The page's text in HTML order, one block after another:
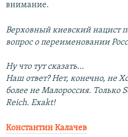
внимание.
Верховный киевский нацист
вопрос о переименовании
Ну что тут сказать…
Наш ответ? Нет, конечно, не
более не Малороссия. Только
Reich. Exakt!
Константин Калачев